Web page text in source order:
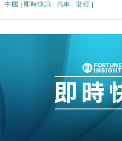
中國 | 即時快訊 | 汽車 | 財經 |